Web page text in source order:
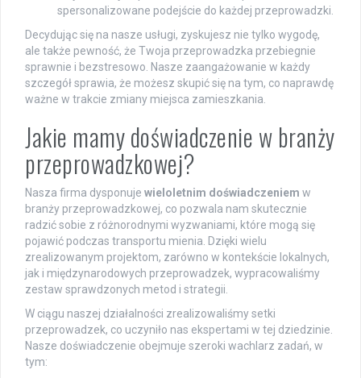
spersonalizowane podejście do każdej przeprowadzki.
Decydując się na nasze usługi, zyskujesz nie tylko wygodę,
ale także pewność, że Twoja przeprowadzka przebiegnie
sprawnie i bezstresowo. Nasze zaangażowanie w każdy
szczegół sprawia, że możesz skupić się na tym, co naprawdę
ważne w trakcie zmiany miejsca zamieszkania.
Jakie mamy doświadczenie w branży
przeprowadzkowej?
Nasza firma dysponuje wieloletnim doświadczeniem w
branży przeprowadzkowej, co pozwala nam skutecznie
radzić sobie z różnorodnymi wyzwaniami, które mogą się
pojawić podczas transportu mienia. Dzięki wielu
zrealizowanym projektom, zarówno w kontekście lokalnych,
jak i międzynarodowych przeprowadzek, wypracowaliśmy
zestaw sprawdzonych metod i strategii.
W ciągu naszej działalności zrealizowaliśmy setki
przeprowadzek, co uczyniło nas ekspertami w tej dziedzinie.
Nasze doświadczenie obejmuje szeroki wachlarz zadań, w
tym: